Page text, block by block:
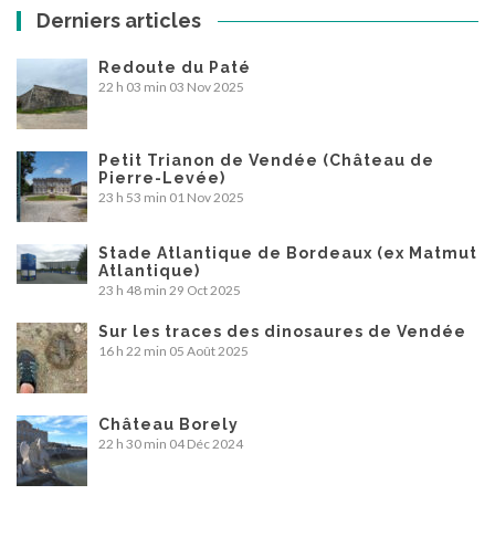
Derniers articles
Redoute du Paté
22 h 03 min 03 Nov 2025
Petit Trianon de Vendée (Château de
Pierre-Levée)
23 h 53 min 01 Nov 2025
Stade Atlantique de Bordeaux (ex Matmut
Atlantique)
23 h 48 min 29 Oct 2025
Sur les traces des dinosaures de Vendée
16 h 22 min 05 Août 2025
Château Borely
22 h 30 min 04 Déc 2024